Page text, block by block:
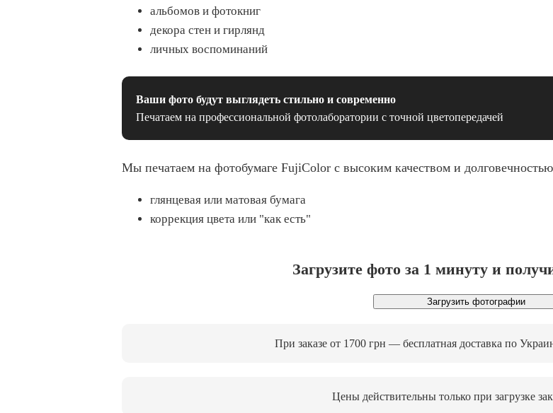
альбомов и фотокниг
декора стен и гирлянд
личных воспоминаний
Ваши фото будут выглядеть стильно и современно
Печатаем на профессиональной фотолаборатории с точной цветопередачей
Мы печатаем на фотобумаге FujiColor с высоким качеством и
глянцевая или матовая бумага
коррекция цвета или "как есть"
Загрузите фото за 1 минуту и
Загрузить фотографии
При заказе от 1700 грн — бесплатная доставка по
Цены действительны только при загрузке